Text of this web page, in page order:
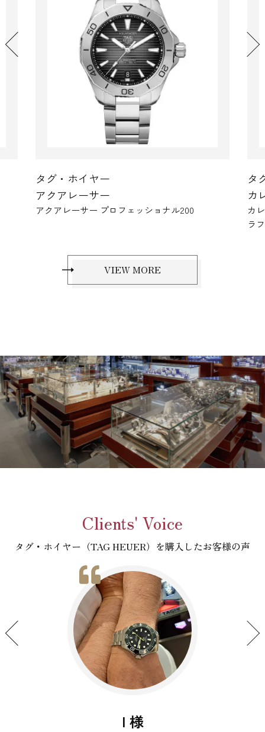
タグ・ホイヤー
カレラ
カレラ キャリバー ホイヤー02 スポーツクロノグ
VIEW MORE
Clients' Voice
タグ・ホイヤー（TAG HEUER）を購入したお客様の声
I 様